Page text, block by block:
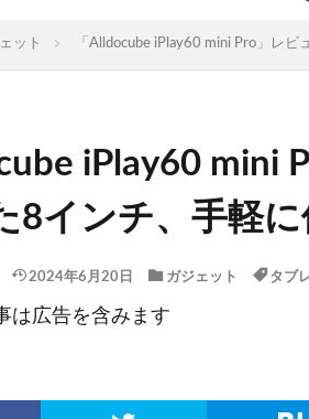
ット 「Alldocube iPlay60 mini Pro」レ
iPlay60 mini
8インチ、手軽
2024年6月20日 ガジェット タブ
は広告を含みます